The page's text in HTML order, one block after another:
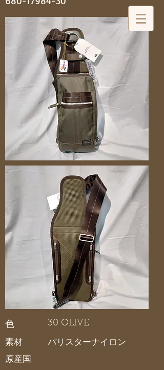
神田 大喜靴店
色
素材
原産国
30 OLIVE
バリスターナイロン